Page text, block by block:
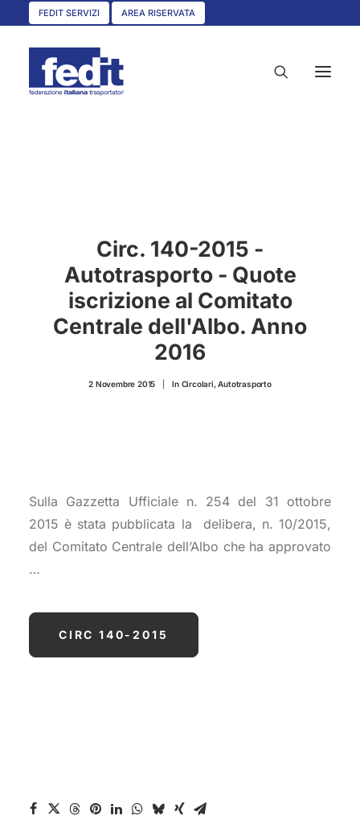
FEDIT SERVIZI AREA RISERVATA
UNISCITI A NOI
CONVENZIONI
ASSOCIAZIONI TERRITORIALI
Circ. 140-2015 -
Autotrasporto - Quote
iscrizione al Comitato
Centrale dell'Albo. Anno
2016
2 Novembre 2015 In Circolari,Autotrasporto
Sulla Gazzetta Ufficiale n. 254 del 31 ottobre
2015 è stata pubblicata la delibera, n. 10/2015,
del Comitato Centrale dell’Albo che ha approvato
…
CIRC 140-2015